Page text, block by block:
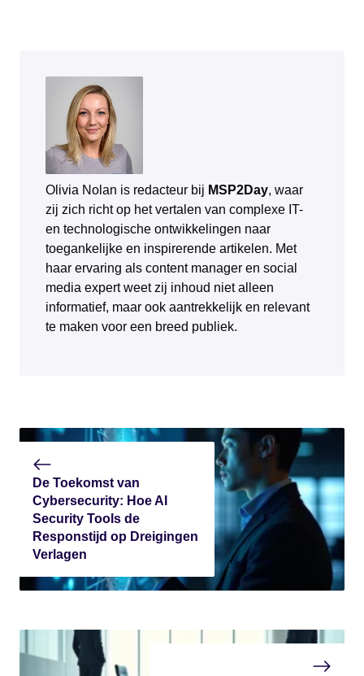
Olivia Nolan is redacteur bij MSP2Day, waar
zij zich richt op het vertalen van complexe IT-
en technologische ontwikkelingen naar
toegankelijke en inspirerende artikelen. Met
haar ervaring als content manager en social
media expert weet zij inhoud niet alleen
informatief, maar ook aantrekkelijk en relevant
te maken voor een breed publiek.
De Toekomst van
Cybersecurity: Hoe AI
Security Tools de
Responstijd op Dreigingen
Verlagen